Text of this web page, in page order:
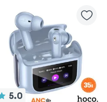
5.0